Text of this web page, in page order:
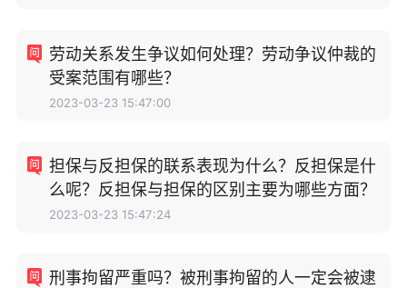
劳动关系发生争议如何处理？劳动争议仲裁的
受案范围有哪些？
2023-03-23 15:47:00
担保与反担保的联系表现为什么？反担保是什
么呢？反担保与担保的区别主要为哪些方面？
2023-03-23 15:47:24
刑事拘留严重吗？被刑事拘留的人一定会被逮